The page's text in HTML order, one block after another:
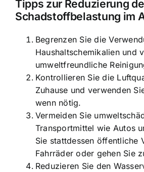
Tipps zur Reduzierung
Schadstoffbelastung im
Begrenzen Sie die
Haushaltschemikalien und
umweltfreundliche
Kontrollieren Sie die
Zuhause und verwenden
wenn nötig.
Vermeiden Sie
Transportmittel wie Autos
Sie stattdessen öffentliche
Fahrräder oder gehen Sie
Reduzieren Sie den